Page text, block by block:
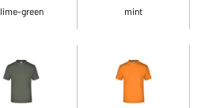
lime-green mint